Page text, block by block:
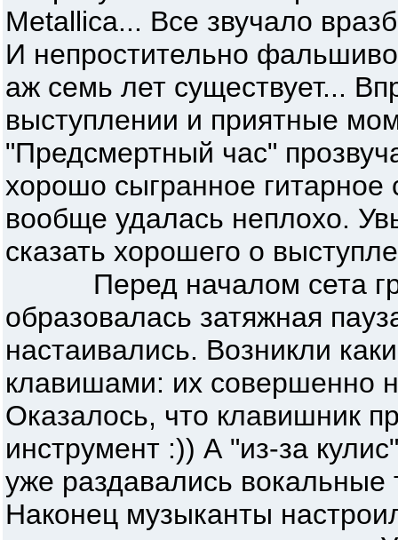
Metallica... Все звучало
И непростительно
аж семь лет существует...
выступлении и приятные
"Предсмертный час"
хорошо сыгранное гитарное
вообще удалась неплохо.
сказать хорошего о
Перед началом сета
образовалась затяжная
настаивались. Возникли
клавишами: их совершенно
Оказалось, что клавишник
инструмент :)) А "из-за
уже раздавались
Наконец музыканты